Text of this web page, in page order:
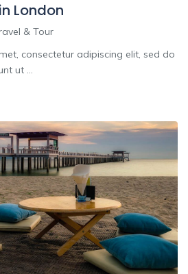
London
& Tour
consectetur adipiscing elit, sed do
ut ...